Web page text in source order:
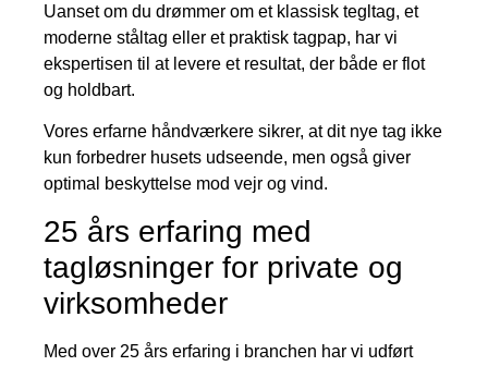
Uanset om du drømmer om et klassisk tegltag, et
moderne ståltag eller et praktisk tagpap, har vi
ekspertisen til at levere et resultat, der både er flot
og holdbart.
Vores erfarne håndværkere sikrer, at dit nye tag ikke
kun forbedrer husets udseende, men også giver
optimal beskyttelse mod vejr og vind.
25 års erfaring med
tagløsninger for private og
virksomheder
Med over 25 års erfaring i branchen har vi udført